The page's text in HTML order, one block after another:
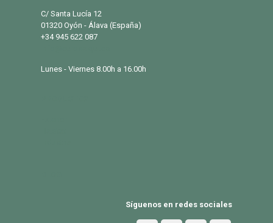
C/ Santa Lucía 12
01320 Oyón - Álava (España)
+34 945 622 087
Lunes - Viernes 8.00h a 16.00h
Síguenos en redes sociales